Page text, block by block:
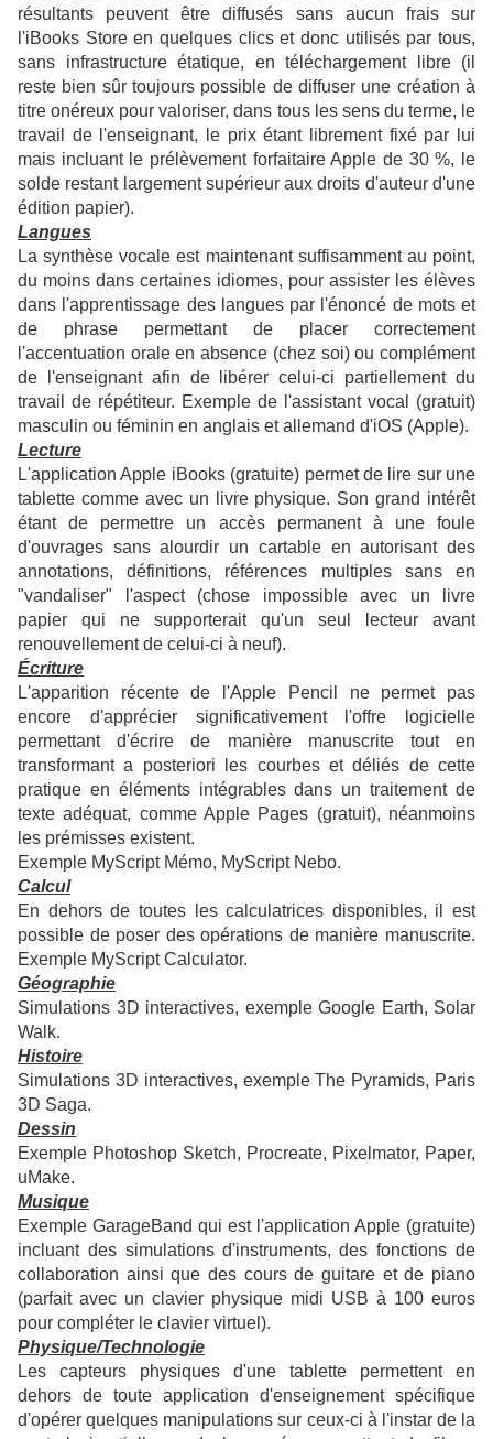
résultants peuvent être diffusés sans aucun frais sur
l'iBooks Store en quelques clics et donc utilisés par tous,
sans infrastructure étatique, en téléchargement libre (il
reste bien sûr toujours possible de diffuser une création à
titre onéreux pour valoriser, dans tous les sens du terme, le
travail de l'enseignant, le prix étant librement fixé par lui
mais incluant le prélèvement forfaitaire Apple de 30 %, le
solde restant largement supérieur aux droits d'auteur d'une
édition papier).
Langues
La synthèse vocale est maintenant suffisamment au point,
du moins dans certaines idiomes, pour assister les élèves
dans l'apprentissage des langues par l'énoncé de mots et
de phrase permettant de placer correctement
l'accentuation orale en absence (chez soi) ou complément
de l'enseignant afin de libérer celui-ci partiellement du
travail de répétiteur. Exemple de l'assistant vocal (gratuit)
masculin ou féminin en anglais et allemand d'iOS (Apple).
Lecture
L'application Apple iBooks (gratuite) permet de lire sur une
tablette comme avec un livre physique. Son grand intérêt
étant de permettre un accès permanent à une foule
d'ouvrages sans alourdir un cartable en autorisant des
annotations, définitions, références multiples sans en
"vandaliser" l'aspect (chose impossible avec un livre
papier qui ne supporterait qu'un seul lecteur avant
renouvellement de celui-ci à neuf).
Écriture
L'apparition récente de l'Apple Pencil ne permet pas
encore d'apprécier significativement l'offre logicielle
permettant d'écrire de manière manuscrite tout en
transformant a posteriori les courbes et déliés de cette
pratique en éléments intégrables dans un traitement de
texte adéquat, comme Apple Pages (gratuit), néanmoins
les prémisses existent.
Exemple MyScript Mémo, MyScript Nebo.
Calcul
En dehors de toutes les calculatrices disponibles, il est
possible de poser des opérations de manière manuscrite.
Exemple MyScript Calculator.
Géographie
Simulations 3D interactives, exemple Google Earth, Solar
Walk.
Histoire
Simulations 3D interactives, exemple The Pyramids, Paris
3D Saga.
Dessin
Exemple Photoshop Sketch, Procreate, Pixelmator, Paper,
uMake.
Musique
Exemple GarageBand qui est l'application Apple (gratuite)
incluant des simulations d'instruments, des fonctions de
collaboration ainsi que des cours de guitare et de piano
(parfait avec un clavier physique midi USB à 100 euros
pour compléter le clavier virtuel).
Physique/Technologie
Les capteurs physiques d'une tablette permettent en
dehors de toute application d'enseignement spécifique
d'opérer quelques manipulations sur ceux-ci à l'instar de la